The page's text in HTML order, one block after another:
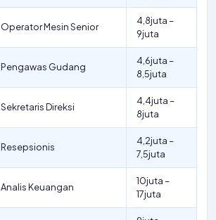
Operator Mesin Senior
4,8juta –
9juta
Pengawas Gudang
4,6juta –
8,5juta
Sekretaris Direksi
4,4juta –
8juta
Resepsionis
4,2juta –
7,5juta
Analis Keuangan
10juta –
17juta